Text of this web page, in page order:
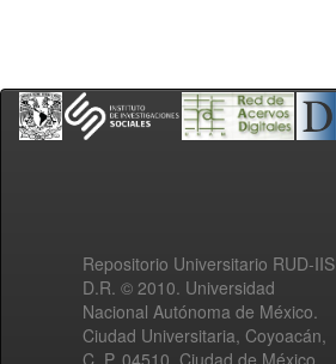
Repositorio Universitario RUD-IIS
D.R. © 2010. Universidad
Nacional Autónoma de México.
Ciudad Universitaria, Coyoacán,
C. P. 04510, Ciudad de México,